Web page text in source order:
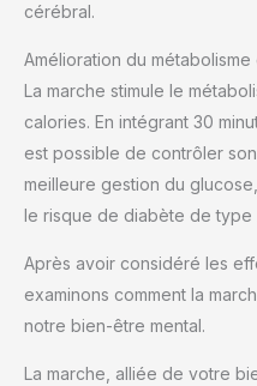
cérébral.
Amélioration du
La marche stimule le
calories. En intégrant 30
est possible de contrôler
meilleure gestion du
le risque de diabète de type
Après avoir considéré les
examinons comment la
notre bien-être mental.
La marche, alliée de votre